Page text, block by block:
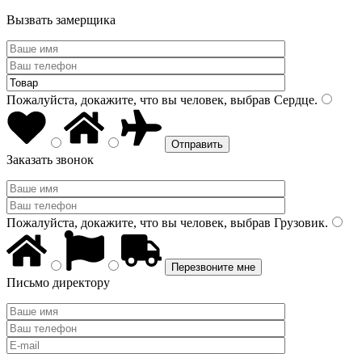
Вызвать замерщика
Пожалуйста, докажите, что вы человек, выбрав Сердце.
Заказать звонок
Пожалуйста, докажите, что вы человек, выбрав Грузовик.
Письмо директору